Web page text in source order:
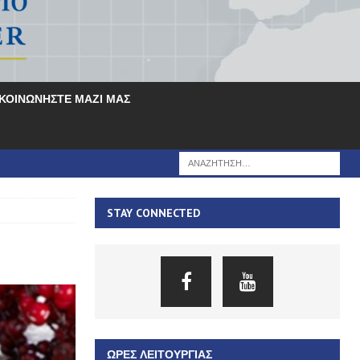
ΜΑΖΙ ΜΑΣ
STAY CONNECTED
ΏΡΕΣ ΛΕΙΤΟΥΡΓΊΑΣ